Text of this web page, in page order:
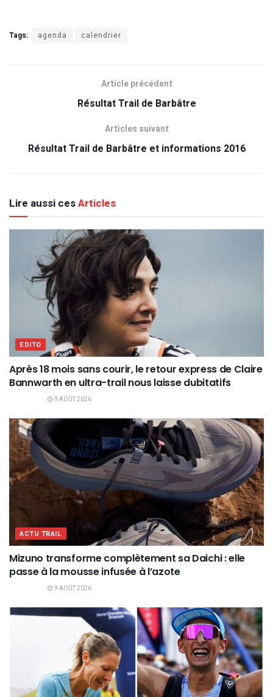
Tags: agenda calendrier
Article précédent
Résultat Trail de Barbâtre
Articles suivant
Résultat Trail de Barbâtre et informations 2016
Lire aussi cesArticles
EDITO
Après 18 mois sans courir, le retour express de Claire
Bannwarth en ultra-trail nous laisse dubitatifs
9 AOÛT 2026
ACTU TRAIL
Mizuno transforme complètement sa Daichi : elle
passe à la mousse infusée à l’azote
9 AOÛT 2026